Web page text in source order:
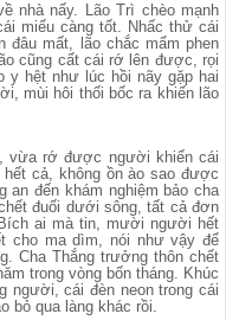
nhà nấy. Lão Trì chèo mạnh
miếu càng tốt. Nhấc thử cái
đâu mất, lão chắc mẩm phen
cũng cất cái rớ lên được, rọi
y hệt như lúc hồi nãy gặp hai
mùi hôi thối bốc ra khiến lão
vừa rớ được người khiến cái
hết cả, không ồn ào sao được
an đến khám nghiệm bảo cha
đuối dưới sông, tất cả đơn
ai mà tin, mười người hết
cho ma dìm, nói như vậy để
Cha Thắng trưởng thôn chết
trong vòng bốn tháng. Khúc
người, cái đèn neon trong cái
bỏ qua làng khác rồi.